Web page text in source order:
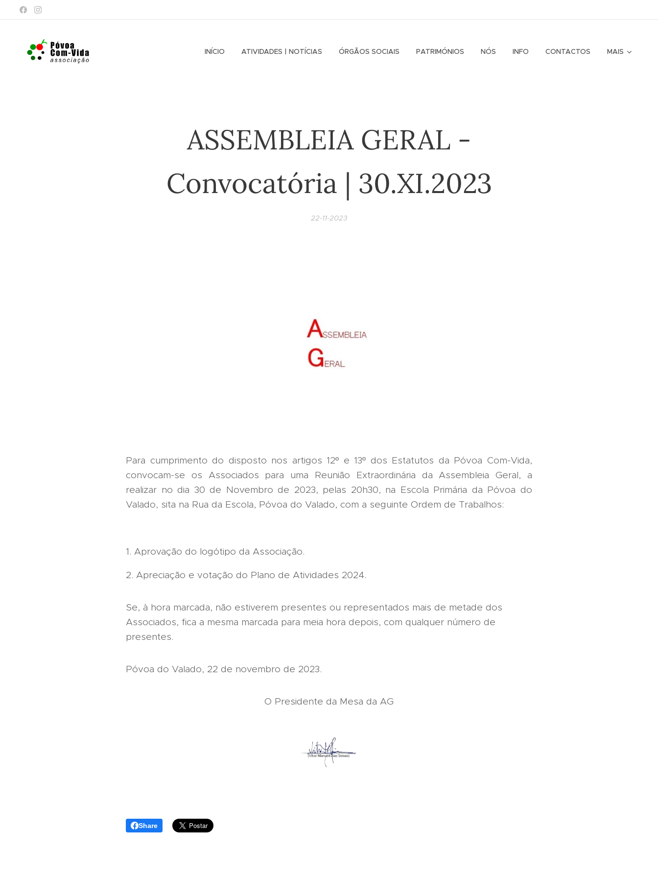
INÍCIO ATIVIDADES | NOTÍCIAS ÓRGÃOS SOCIAIS PATRIMÓNIOS NÓS INFO CONTACTOS MAIS
ASSEMBLEIA GERAL -
Convocatória | 30.XI.2023
22-11-2023
Para cumprimento do disposto nos artigos 12º e 13º dos Estatutos da Póvoa Com-Vida,
convocam-se os Associados para uma Reunião Extraordinária da Assembleia Geral, a
realizar no dia 30 de Novembro de 2023, pelas 20h30, na Escola Primária da Póvoa do
Valado, sita na Rua da Escola, Póvoa do Valado, com a seguinte Ordem de Trabalhos:
1. Aprovação do logótipo da Associação.
2. Apreciação e votação do Plano de Atividades 2024.
Se, à hora marcada, não estiverem presentes ou representados mais de metade dos
Associados, fica a mesma marcada para meia hora depois, com qualquer número de
presentes.
Póvoa do Valado, 22 de novembro de 2023.
O Presidente da Mesa da AG
Share